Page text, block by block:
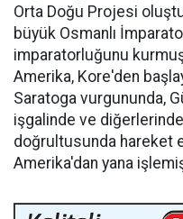
Orta Doğu Projesi
büyük Osmanlı
imparatorluğunu
Amerika, Kore'den
Saratoga vurgununda,
işgalinde ve
doğrultusunda hareket
Amerika'dan yana